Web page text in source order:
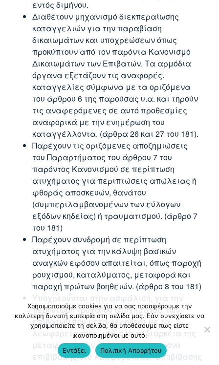
εντός διμήνου.
Διαθέτουν μηχανισμό διεκπεραίωσης
καταγγελιών για την παραβίαση
δικαιωμάτων και υποχρεώσεων όπως
προκύπτουν από τον παρόντα Κανονισμό
Δικαιωμάτων των Επιβατών. Τα αρμόδια
όργανα εξετάζουν τις αναφορές.
καταγγελίες σύμφωνα με τα οριζόμενα
του άρθρου 6 της παρούσας υ.α. και τηρούν
τις αναφερόμενες σε αυτό προθεσμίες
αναφορικά με την ενημέρωση του
καταγγέλλοντα. (άρθρα 26 και 27 του 181).
Παρέχουν τις οριζόμενες αποζημιώσεις
του Παραρτήματος του άρθρου 7 του
παρόντος Κανονισμού σε περίπτωση
ατυχήματος για περιπτώσεις απώλειας ή
φθοράς αποσκευών, θανάτου
(συμπεριλαμβανομένων των εύλογων
εξόδων κηδείας) ή τραυματισμού. (άρθρο 7
του 181)
Παρέχουν συνδρομή σε περίπτωση
ατυχήματος για την κάλυψη βασικών
αναγκών εφόσον απαιτείται, όπως παροχή
ρουχισμού, καταλύματος, μεταφορά και
παροχή πρώτων βοηθειών. (άρθρο 8 του 181)
Υποχρεούνται στην ασφάλιση, για την
περίπτωση τροχαίου ατυχήματος, των
επιβατών που μεταφέρονται με τα
λεωφορεία τους, καθ’ όλη τη διάρκεια της
μεταφοράς των, ως και κατά το χρόνο
επιβίβασης στο λεωφορείο και αποβίβασης
Χρησιμοποιούμε cookies για να σας προσφέρουμε την
καλύτερη δυνατή εμπειρία στη σελίδα μας. Εάν συνεχίσετε να
χρησιμοποιείτε τη σελίδα, θα υποθέσουμε πως είστε
ικανοποιημένοι με αυτό.
Εντάξει
Πολιτική Απορρήτου